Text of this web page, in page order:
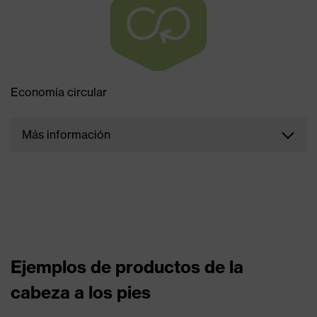
ejemplo, estar fabricado con material 100%
reciclado, ser compostable en casa o haberse
omitido deliberadamente.​
Economía circular
Más información
Ejemplos de productos de la
cabeza a los pies